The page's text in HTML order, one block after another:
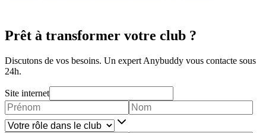
Prêt à transformer votre club ?
Discutons de vos besoins. Un expert Anybuddy vous contacte sous
24h.
Site internet